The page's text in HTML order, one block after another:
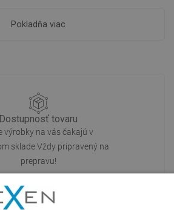
Pokladňa viac
Dostupnosť tovaru
výrobky na vás čakajú v
sklade.Vždy pripravený na
prepravu!